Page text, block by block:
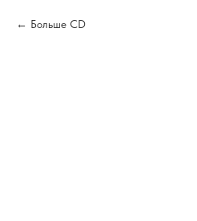
Больше CD